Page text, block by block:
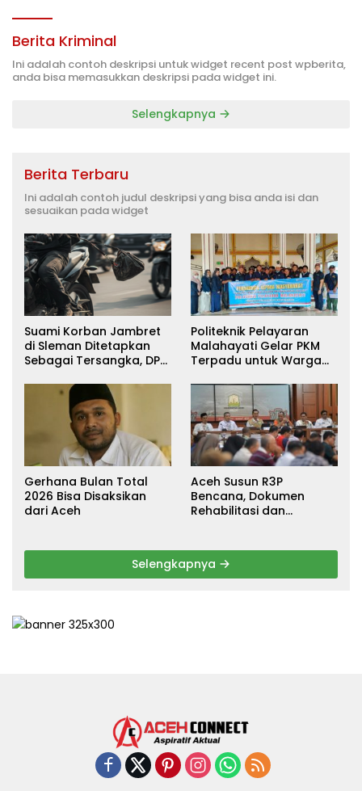
Berita Kriminal
Ini adalah contoh deskripsi untuk widget recent post wpberita,
anda bisa memasukkan deskripsi pada widget ini.
Selengkapnya
Berita Terbaru
Ini adalah contoh judul deskripsi yang bisa anda isi dan
sesuaikan pada widget
Suami Korban Jambret
di Sleman Ditetapkan
Sebagai Tersangka, DPR
Keadilan
Politeknik Pelayaran
Malahayati Gelar PKM
Terpadu untuk Warga
Pidie Jaya
Gerhana Bulan Total
2026 Bisa Disaksikan
dari Aceh
Aceh Susun R3P
Bencana, Dokumen
Rehabilitasi dan
Selengkapnya